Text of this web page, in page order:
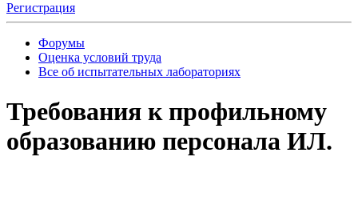
Регистрация
Форумы
Оценка условий труда
Все об испытательных лабораториях
Требования к профильному
образованию персонала ИЛ.